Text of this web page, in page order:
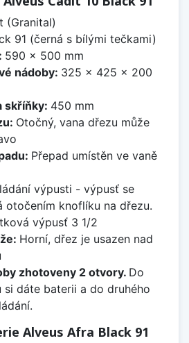
(Granital)
91 (černá s bílými tečkami)
590 x 500 mm
nádoby: 325 x 425 x 200
skříňky: 450 mm
Otočný, vana dřezu může
Přepad umístěn ve vaně
výpusti - výpusť se
otočením knoflíku na dřezu.
výpusť 3 1/2
Horní, dřez je usazen nad
zhotoveny 2 otvory. Do
si dáte baterii a do druhého
Alveus Afra Black 91